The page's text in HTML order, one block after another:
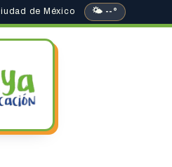
de México 🌤 --°